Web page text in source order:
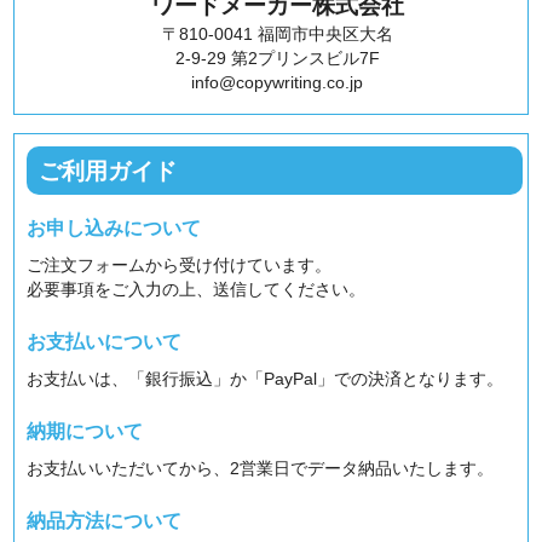
ワードメーカー株式会社
〒810-0041 福岡市中央区大名
2-9-29 第2プリンスビル7F
info@copywriting.co.jp
ご利用ガイド
お申し込みについて
ご注文フォームから受け付けています。
必要事項をご入力の上、送信してください。
お支払いについて
お支払いは、「銀行振込」か「PayPal」での決済となります。
納期について
お支払いいただいてから、2営業日でデータ納品いたします。
納品方法について